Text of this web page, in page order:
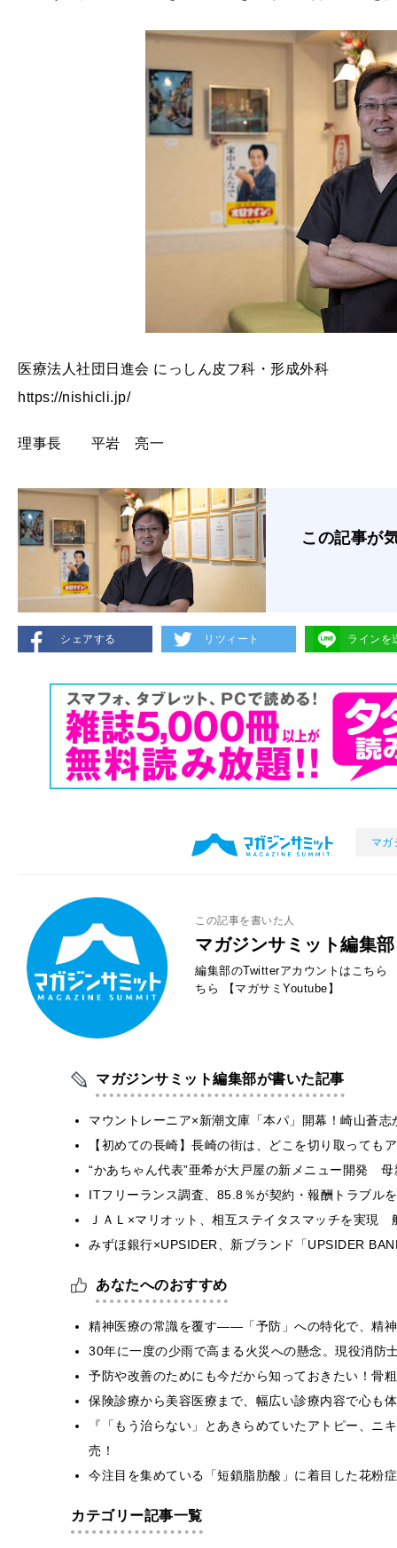
医療法人社団日進会 にっしん皮フ科・形成外科
https://nishicli.jp/
理事長 平岩 亮一
この記事が
シェアする リツィート ラインを
マガ
この記事を書いた人
マガジンサミット編集部
編集部のTwitterアカウントはこちら
ちら
【マガサミYoutube】
マガジンサミット編集部が書いた記事
マウントレーニア×新潮文庫「本パ」開幕！崎山蒼
【初めての長崎】長崎の街は、どこを切り取って
“かあちゃん代表”亜希が大戸屋の新メニュー開発
ITフリーランス調査、85.8％が契約・報酬トラブ
ＪＡＬ×マリオット、相互ステイタスマッチを実
みずほ銀行×UPSIDER、新ブランド「UPSIDER
あなたへのおすすめ
精神医療の常識を覆す——「予防」への特化で、精
30年に一度の少雨で高まる火災への懸念。現役消防
予防や改善のためにも今だから知っておきたい！骨
保険診療から美容医療まで、幅広い診療内容で心も
『「もう治らない」とあきらめていたアトピー、
売！
今注目を集めている「短鎖脂肪酸」に着目した花粉
カテゴリー記事一覧